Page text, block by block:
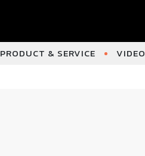
PRODUCT & SERVICE VIDEO